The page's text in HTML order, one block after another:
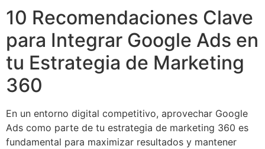
10 Recomendaciones Clave
para Integrar Google Ads en
tu Estrategia de Marketing
360
En un entorno digital competitivo, aprovechar Google
Ads como parte de tu estrategia de marketing 360 es
fundamental para maximizar resultados y mantener